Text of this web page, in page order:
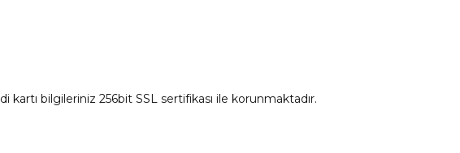
kartı bilgileriniz 256bit SSL sertifikası ile korunmaktadır.